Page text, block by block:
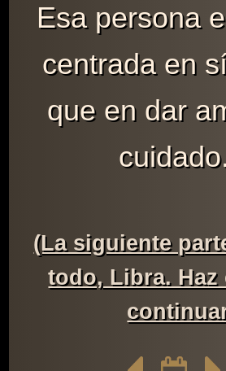
Esa persona
centrada en
que en dar
(La siguiente
todo, Libra. Haz